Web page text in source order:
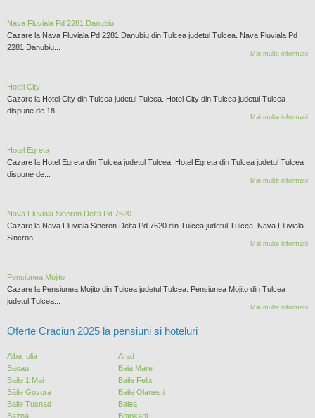
Nava Fluviala Pd 2281 Danubiu
Cazare la Nava Fluviala Pd 2281 Danubiu din Tulcea judetul Tulcea. Nava Fluviala Pd
2281 Danubiu...
Mai multe informatii
Hotel City
Cazare la Hotel City din Tulcea judetul Tulcea. Hotel City din Tulcea judetul Tulcea
dispune de 18...
Mai multe informatii
Hotel Egreta
Cazare la Hotel Egreta din Tulcea judetul Tulcea. Hotel Egreta din Tulcea judetul Tulcea
dispune de...
Mai multe informatii
Nava Fluviala Sincron Delta Pd 7620
Cazare la Nava Fluviala Sincron Delta Pd 7620 din Tulcea judetul Tulcea. Nava Fluviala
Sincron...
Mai multe informatii
Pensiunea Mojito
Cazare la Pensiunea Mojito din Tulcea judetul Tulcea. Pensiunea Mojito din Tulcea
judetul Tulcea...
Mai multe informatii
Oferte Craciun 2025 la pensiuni si hoteluri
Alba Iulia
Arad
Bacau
Baia Mare
Baile 1 Mai
Baile Felix
Băile Govora
Baile Olanesti
Baile Tusnad
Balea
Bazna
Botosani